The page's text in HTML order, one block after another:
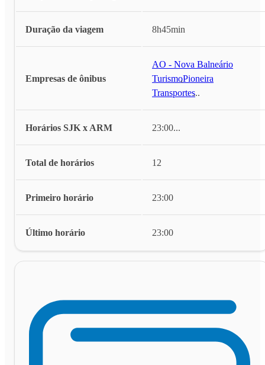
Duração da viagem 8h45min
Empresas de ônibus
AO - Nova Balneário
Turismo,Pioneira
Transportes...
Horários SJK x ARM 23:00...
Total de horários 12
Primeiro horário 23:00
Último horário 23:00